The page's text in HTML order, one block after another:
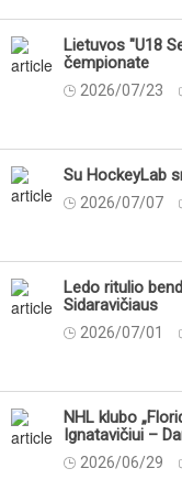
Lietuvos "U18
čempionate
2026/07/23
Su HockeyLab
2026/07/07
Ledo ritulio
Sidaravičiaus
2026/07/01
NHL klubo
Ignatavičiui –
2026/06/29